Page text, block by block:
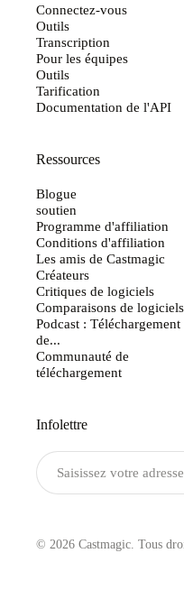
Connectez-vous
Outils
Transcription
Pour les équipes
Outils
Tarification
Documentation de l'API
Ressources
Blogue
soutien
Programme d'affiliation
Conditions d'affiliation
Les amis de Castmagic
Créateurs
Critiques de logiciels
Comparaisons de logiciels
Podcast : Téléchargement
de...
Communauté de
téléchargement
Infolettre
© 2026 Castmagic. Tous